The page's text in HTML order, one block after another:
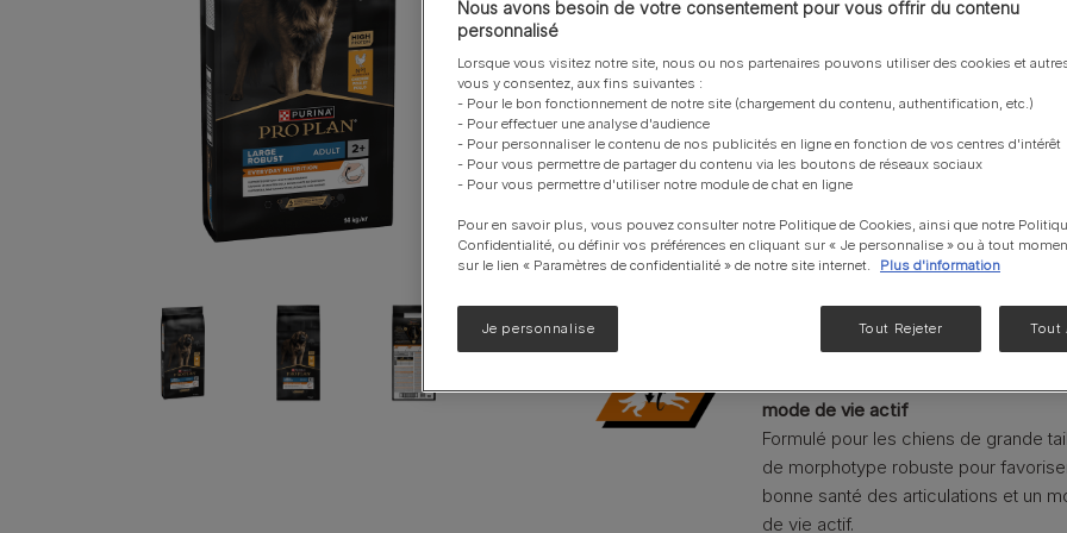
Voir notre gamme de produits pour chiens
Liveclear®
EN Gastrointestinal
UR santé Urinaire
Voir notre gamme de produits pour chats
Absorption supérieure des
Absorption supérieure des nutriments
chien.
Gardez le manteau de votre chien
magnifiquement brillant
brillant des racines jusqu’aux pointes.
mode de vie actif
Formulé pour les chiens de grande
de morphotype robuste pour
bonne santé des articulations et un
de vie actif.
Nous avons besoin de votre consentement pour vous offrir du contenu
personnalisé
Lorsque vous visitez notre site, nous ou nos partenaires pouvons utiliser des cookies et
vous y consentez, aux fins suivantes :
- Pour le bon fonctionnement de notre site (chargement du contenu, authentification, etc.)
- Pour effectuer une analyse d'audience
- Pour personnaliser le contenu de nos publicités en ligne en fonction de vos centres d'intérêt
- Pour vous permettre de partager du contenu via les boutons de réseaux sociaux
- Pour vous permettre d'utiliser notre module de chat en ligne
Pour en savoir plus, vous pouvez consulter notre Politique de Cookies, ainsi que notre
Confidentialité, ou définir vos préférences en cliquant sur « Je personnalise » ou à tout
sur le lien « Paramètres de confidentialité » de notre site internet.
Plus d'information
Je personnalise Tout Rejeter Tout